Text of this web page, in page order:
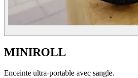
MINIROLL
Enceinte ultra-portable avec sangle.